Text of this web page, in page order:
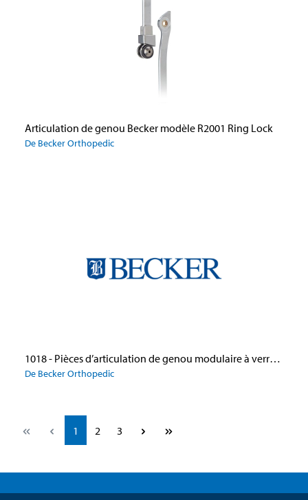
Articulation de genou Becker modèle R2001 Ring Lock
De Becker Orthopedic
1018 - Pièces d’articulation de genou modulaire à verrou à cliquet
De Becker Orthopedic
Page
1 Page
2 Page
3